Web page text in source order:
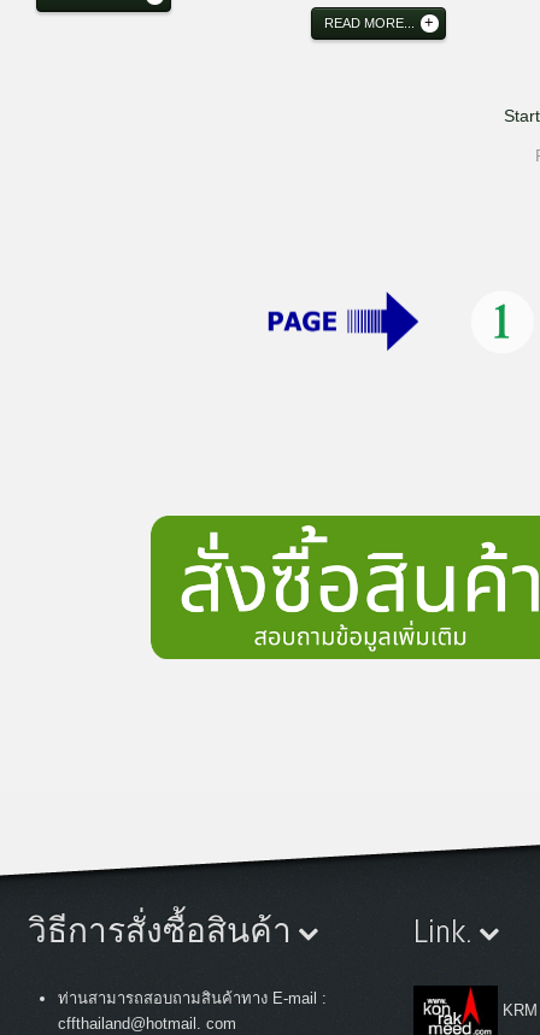
READ MORE...
Start
วิธีการสั่งซื้อสินค้า
ท่านสามารถสอบถามสินค้าทาง E-mail :
cffthailand@hotmail. com
Link.
KRM